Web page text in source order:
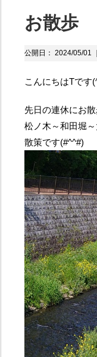
お散歩
公開日： 2024/05/01
こんにちはTです
先日の連休にお
松ノ木～和田堀
散策です(#^^#)